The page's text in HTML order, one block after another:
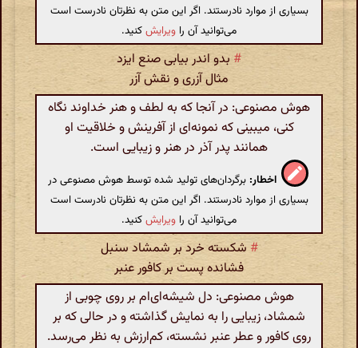
بسیاری از موارد نادرستند. اگر این متن به نظرتان نادرست است
می‌توانید آن را ویرایشکنید.
# بدو اندر بیابی صنع ایزد
مثال آزری و نقش آزر
هوش مصنوعی: در آنجا که به لطف و هنر خداوند نگاه
کنی، میبینی که نمونه‌ای از آفرینش و خلاقیت او
همانند پدر آذر در هنر و زیبایی است.
اخطار: برگردان‌های تولید شده توسط هوش مصنوعی در
بسیاری از موارد نادرستند. اگر این متن به نظرتان نادرست است
می‌توانید آن را ویرایشکنید.
# شکسته خرد بر شمشاد سنبل
فشانده پست بر کافور عنبر
هوش مصنوعی: دل شیشه‌ای‌ام بر روی چوبی از
شمشاد، زیبایی را به نمایش گذاشته و در حالی که بر
روی کافور و عطر عنبر نشسته، کم‌ارزش به نظر می‌رسد.